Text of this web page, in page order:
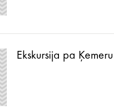
Ekskursija pa